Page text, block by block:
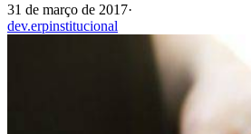
31 de março de 2017·
dev.erpinstitucional